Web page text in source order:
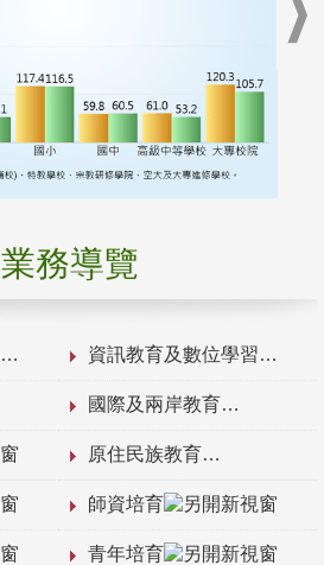
業務導覽
資訊教育及數位學習
國際及兩岸教育
原住民族教育
師資培育
青年培育